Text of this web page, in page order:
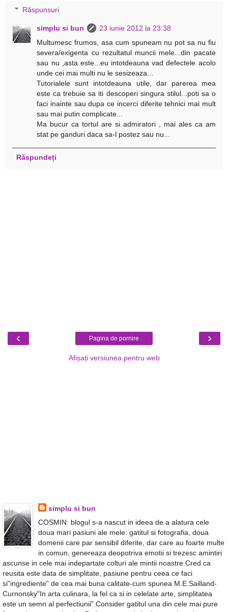
Răspunsuri
simplu si bun
23 iunie 2012 la 23:38
Multumesc frumos, asa cum spuneam nu pot sa nu fiu
severa/exigenta cu rezultatul muncii mele...din pacate
sau nu ,asta este...eu intotdeauna vad defectele acolo
unde cei mai multi nu le sesizeaza...
Tutorialele sunt intotdeauna utile, dar parerea mea
este ca trebuie sa iti descoperi singura stilul...poti sa o
faci inainte sau dupa ce incerci diferite tehnici mai mult
sau mai putin complicate...
Ma bucur ca tortul are si admiratori , mai ales ca am
stat pe ganduri daca sa-l postez sau nu...
Răspundeți
‹ ›
Pagina de pornire
Afișați versiunea pentru web
simplu si bun
COSMIN: blogul s-a nascut in ideea de a alatura cele
doua mari pasiuni ale mele: gatitul si fotografia, doua
domenii care par sensibil diferite, dar care au foarte multe
in comun, genereaza deopotriva emotii si trezesc amintiri
ascunse in cele mai indepartate colturi ale mintii noastre.Cred ca
reusita este data de simplitate, pasiune pentru ceea ce faci
si"ingrediente" de cea mai buna calitate-cum spunea M.E.Sailland-
Curnonsky"In arta culinara, la fel ca si in celelate arte, simplitatea
este un semn al perfectiunii".Consider gatitul una din cele mai pure